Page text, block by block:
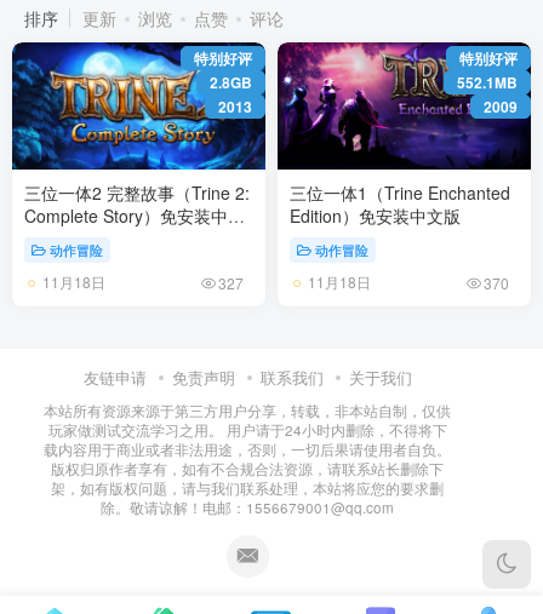
排序
更新 浏览 点赞 评论
特别好评
2.8GB
2013
三位一体2 完整故事（Trine 2:
Complete Story）免安装中文
动作冒险
11月18日 327
特别好评
552.1MB
2009
三位一体1（Trine Enchanted
Edition）免安装中文版
动作冒险
11月18日 370
友链申请 免责声明 联系我们 关于我们
本站所有资源来源于第三方用户分享，转载，非本站自制，仅供
玩家做测试交流学习之用。 用户请于24小时内删除，不得将下
载内容用于商业或者非法用途，否则，一切后果请使用者自负。
版权归原作者享有，如有不合规合法资源，请联系站长删除下
架，如有版权问题，请与我们联系处理，本站将应您的要求删
除。敬请谅解！电邮：1556679001@qq.com